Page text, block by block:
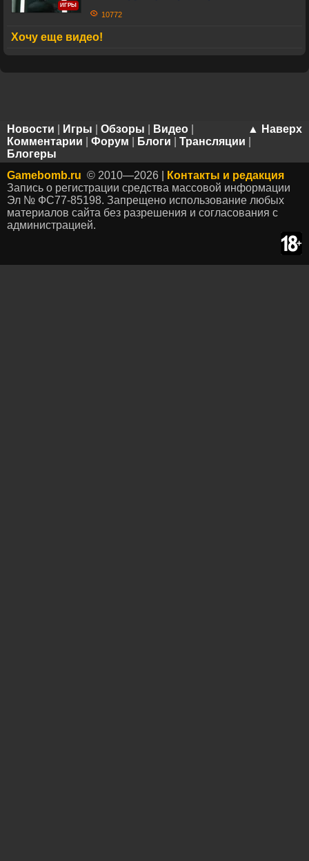
ИГРЫ
10772
Хочу еще видео!
▲ Наверх
Новости Игры Обзоры Видео
Комментарии
Форум Блоги Трансляции
Блогеры
Gamebomb.ru © 2010—2026 |
Контакты и редакция
Запись о регистрации средства массовой информации
Эл № ФС77-85198. Запрещено использование любых
материалов сайта без разрешения и согласования с
администрацией.